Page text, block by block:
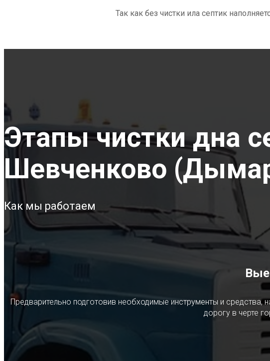
Так как без чистки ила септик
Этапы чистки дна
Шевченково
Как мы работаем
Предварительно подготовив необходимые инструменты и
дорогу в черте